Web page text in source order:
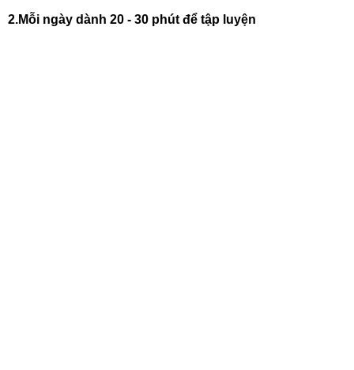
2.Mỗi ngày dành 20 - 30 phút để tập luyện